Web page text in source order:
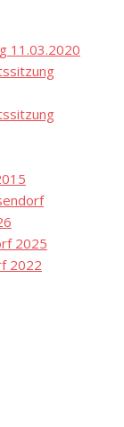
11.03.2020
2025
2022